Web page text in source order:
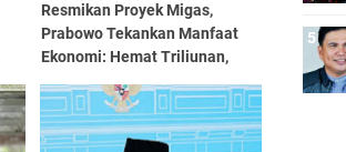
Resmikan Proyek Migas,
Prabowo Tekankan Manfaat
Ekonomi: Hemat Triliunan,